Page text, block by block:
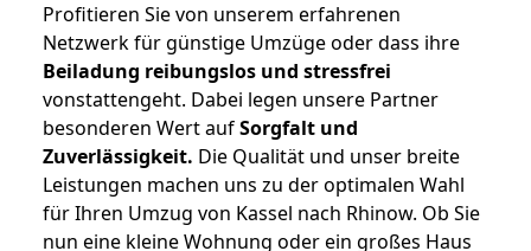
Profitieren Sie von unserem erfahrenen
Netzwerk für günstige Umzüge oder dass ihre
Beiladung reibungslos und stressfrei
vonstattengeht. Dabei legen unsere Partner
besonderen Wert aufSorgfalt und
Zuverlässigkeit. Die Qualität und unser breite
Leistungen machen uns zu der optimalen Wahl
für Ihren Umzug von Kassel nach Rhinow. Ob Sie
nun eine kleine Wohnung oder ein großes Haus